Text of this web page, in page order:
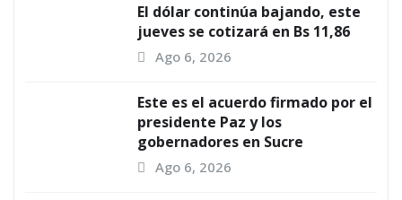
El dólar continúa bajando, este
jueves se cotizará en Bs 11,86
Ago 6, 2026
Este es el acuerdo firmado por el
presidente Paz y los
gobernadores en Sucre
Ago 6, 2026